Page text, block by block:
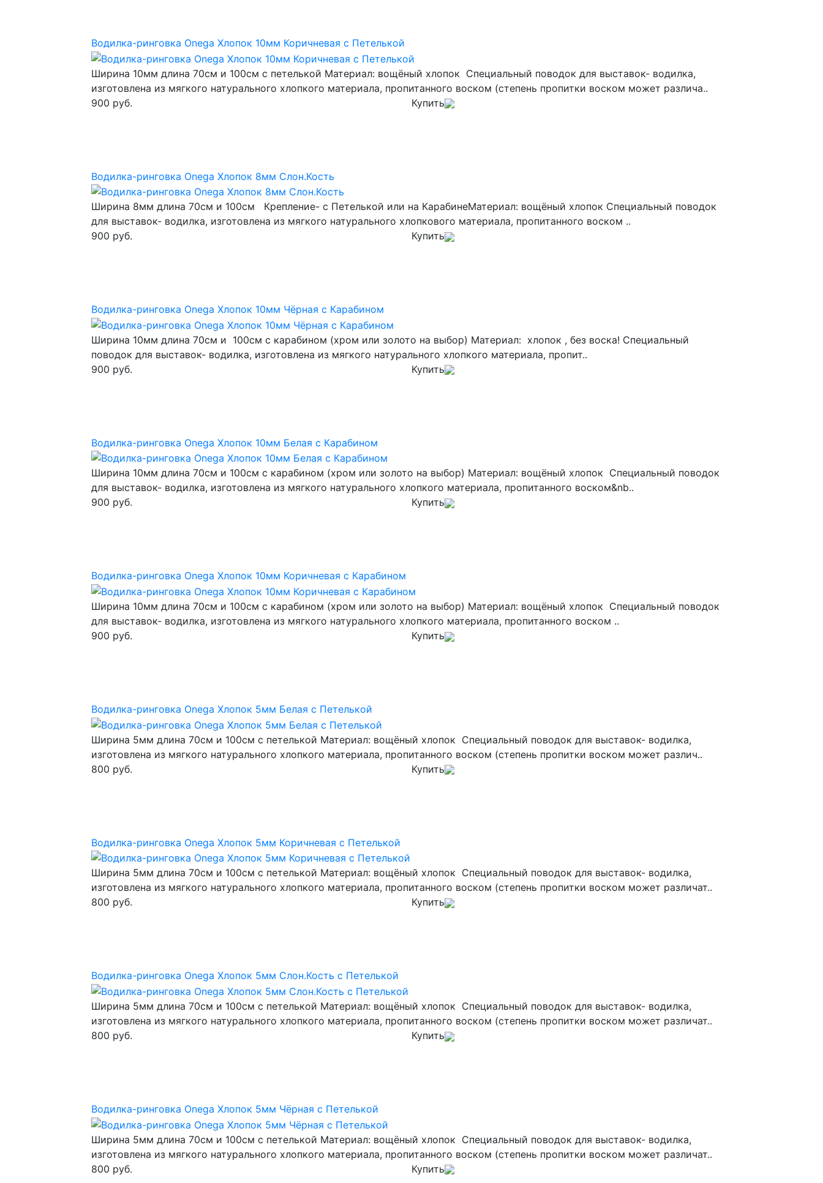
Водилка-ринговка Onega Хлопок 10мм Коричневая с Петелькой
Ширина 10мм длина 70см и 100см с петелькой Материал: вощёный хлопок Специальный поводок для выставок- водилка,
изготовлена из мягкого натурального хлопкого материала, пропитанного воском (степень пропитки воском может различа..
900 руб.
Купить
Водилка-ринговка Onega Хлопок 8мм Слон.Кость
Ширина 8мм длина 70см и 100см Крепление- с Петелькой или на КарабинеМатериал: вощёный хлопок Специальный поводок
для выставок- водилка, изготовлена из мягкого натурального хлопкового материала, пропитанного воском ..
900 руб.
Купить
Водилка-ринговка Onega Хлопок 10мм Чёрная с Карабином
Ширина 10мм длина 70см и 100см с карабином (хром или золото на выбор) Материал: хлопок , без воска! Специальный
поводок для выставок- водилка, изготовлена из мягкого натурального хлопкого материала, пропит..
900 руб.
Купить
Водилка-ринговка Onega Хлопок 10мм Белая с Карабином
Ширина 10мм длина 70см и 100см с карабином (хром или золото на выбор) Материал: вощёный хлопок Специальный поводок
для выставок- водилка, изготовлена из мягкого натурального хлопкого материала, пропитанного воском&nb..
900 руб.
Купить
Водилка-ринговка Onega Хлопок 10мм Коричневая с Карабином
Ширина 10мм длина 70см и 100см с карабином (хром или золото на выбор) Материал: вощёный хлопок Специальный поводок
для выставок- водилка, изготовлена из мягкого натурального хлопкого материала, пропитанного воском ..
900 руб.
Купить
Водилка-ринговка Onega Хлопок 5мм Белая с Петелькой
Ширина 5мм длина 70см и 100см с петелькой Материал: вощёный хлопок Специальный поводок для выставок- водилка,
изготовлена из мягкого натурального хлопкого материала, пропитанного воском (степень пропитки воском может различ..
800 руб.
Купить
Водилка-ринговка Onega Хлопок 5мм Коричневая с Петелькой
Ширина 5мм длина 70см и 100см с петелькой Материал: вощёный хлопок Специальный поводок для выставок- водилка,
изготовлена из мягкого натурального хлопкого материала, пропитанного воском (степень пропитки воском может различат..
800 руб.
Купить
Водилка-ринговка Onega Хлопок 5мм Слон.Кость с Петелькой
Ширина 5мм длина 70см и 100см с петелькой Материал: вощёный хлопок Специальный поводок для выставок- водилка,
изготовлена из мягкого натурального хлопкого материала, пропитанного воском (степень пропитки воском может различат..
800 руб.
Купить
Водилка-ринговка Onega Хлопок 5мм Чёрная с Петелькой
Ширина 5мм длина 70см и 100см с петелькой Материал: вощёный хлопок Специальный поводок для выставок- водилка,
изготовлена из мягкого натурального хлопкого материала, пропитанного воском (степень пропитки воском может различат..
800 руб.
Купить